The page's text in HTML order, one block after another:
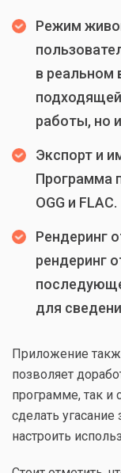
Режим
в реальном
работы, но
Экспорт и
Программа
OGG и FLAC.
Рендеринг
рендеринг
для
Приложение
позволяет
программе, так и
сделать
настроить